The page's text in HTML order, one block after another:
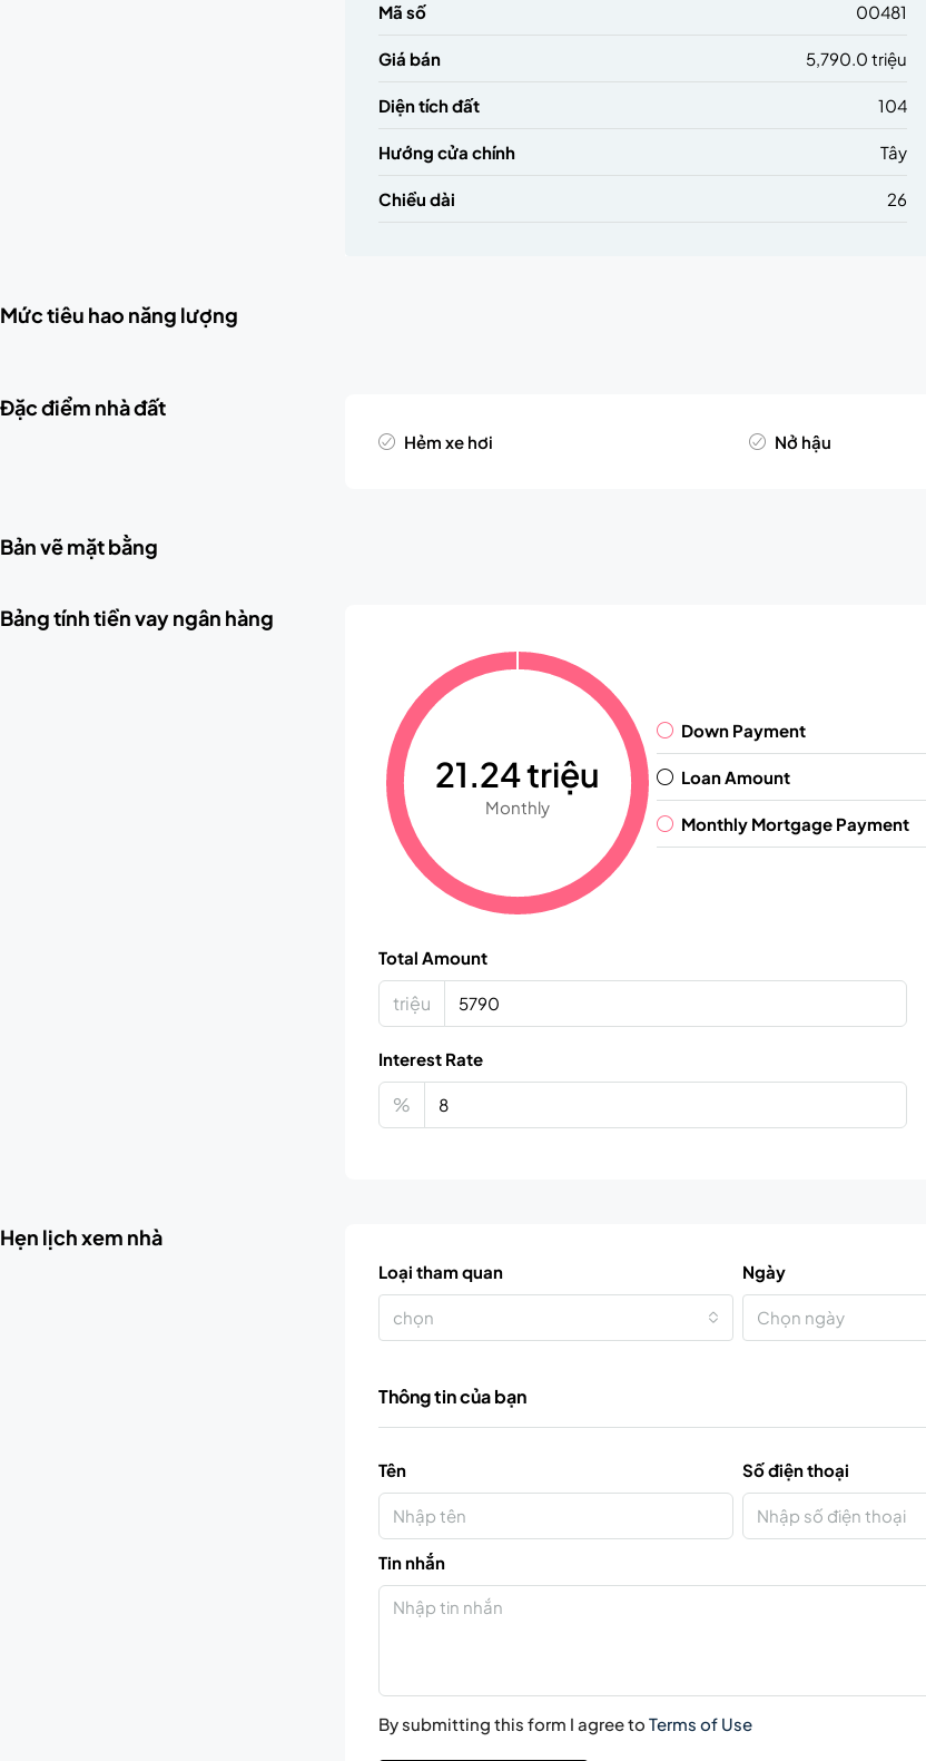
Mã số 00481
Giá bán 5,790.0 triệu
Diện tích đất 104
Hướng cửa chính Tây
Chiều dài 26
Mức tiêu hao năng lượng
Đặc điểm nhà đất
Hẻm xe hơi Nở hậu
Bản vẽ mặt bằng
Bảng tính tiền vay ngân hàng
21.24 triệu
Monthly
Down Payment
Loan Amount
Monthly Mortgage Payment
Total Amount
triệu
Interest Rate
%
Hẹn lịch xem nhà
Loại tham quan
chọn
Ngày
Chọn ngày
Thông tin của bạn
Tên Số điện thoại
Tin nhắn
By submitting this form I agree toTerms of Use